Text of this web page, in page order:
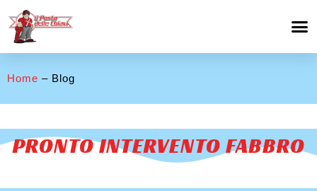
Home – Blog
PRONTO INTERVENTO FABBRO